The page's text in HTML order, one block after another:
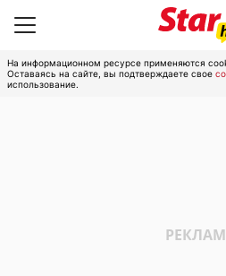
На информационном ресурсе применяются
Оставаясь на сайте, вы подтверждаете свое
использование.